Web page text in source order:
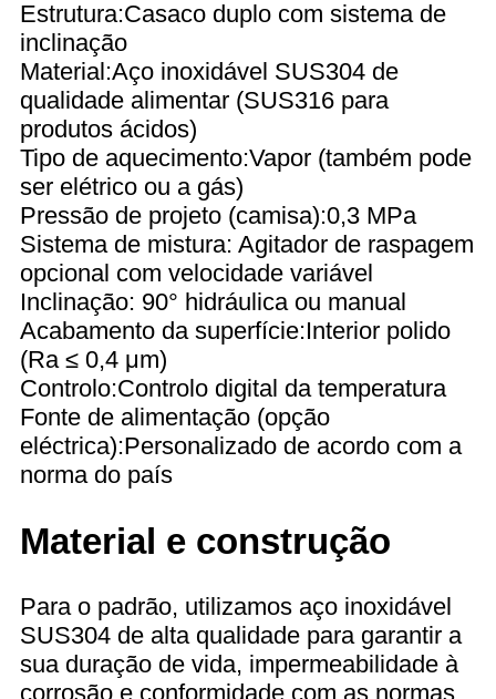
Estrutura:Casaco duplo com sistema de
inclinação
Material:Aço inoxidável SUS304 de
qualidade alimentar (SUS316 para
produtos ácidos)
Tipo de aquecimento:Vapor (também pode
ser elétrico ou a gás)
Pressão de projeto (camisa):0,3 MPa
Sistema de mistura: Agitador de raspagem
opcional com velocidade variável
Inclinação: 90° hidráulica ou manual
Acabamento da superfície:Interior polido
(Ra ≤ 0,4 μm)
Controlo:Controlo digital da temperatura
Fonte de alimentação (opção
eléctrica):Personalizado de acordo com a
norma do país
Material e construção
Para o padrão, utilizamos aço inoxidável
SUS304 de alta qualidade para garantir a
sua duração de vida, impermeabilidade à
corrosão e conformidade com as normas